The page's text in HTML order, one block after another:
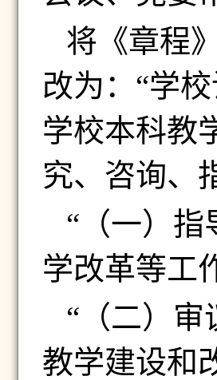
将《章程
改为：“学
学校本科教
究、咨询、
“（一）
学改革等工
“（二）
教学建设和